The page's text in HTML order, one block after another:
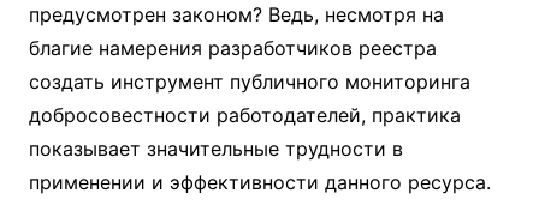
предусмотрен законом? Ведь, несмотря на
благие намерения разработчиков реестра
создать инструмент публичного мониторинга
добросовестности работодателей, практика
показывает значительные трудности в
применении и эффективности данного ресурса.